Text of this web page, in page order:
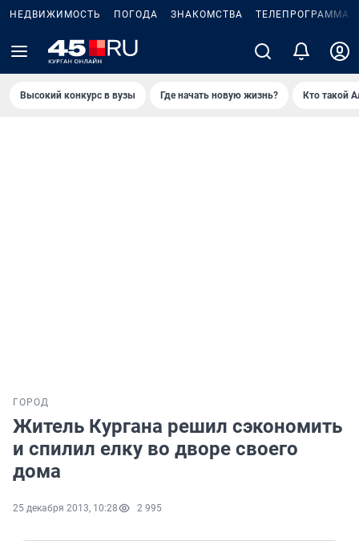
НЕДВИЖИМОСТЬ ПОГОДА ЗНАКОМСТВА ТЕЛЕПРОГРАММА
Высокий конкурс в вузы Где начать новую жизнь? Кто такой
ГОРОД
Житель Кургана решил сэкономить
и спилил елку во дворе своего
дома
25 декабря 2013, 10:28 2 995